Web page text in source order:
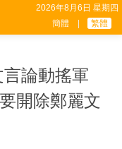
2026年8月6日 星期四
簡體
繁體
論動搖軍
開除鄭麗文